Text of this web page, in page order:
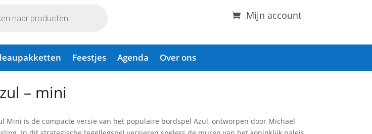
Mijn account
Feestjes Agenda Over ons
– mini
Mini is de compacte versie van het populaire bordspel Azul, ontworpen door Michael